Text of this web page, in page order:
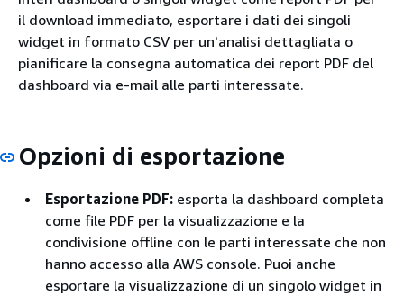
il download immediato, esportare i dati dei singoli
widget in formato CSV per un'analisi dettagliata o
pianificare la consegna automatica dei report PDF del
dashboard via e-mail alle parti interessate.
Opzioni di esportazione
Esportazione PDF: esporta la dashboard completa
come file PDF per la visualizzazione e la
condivisione offline con le parti interessate che non
hanno accesso alla AWS console. Puoi anche
esportare la visualizzazione di un singolo widget in